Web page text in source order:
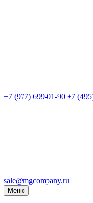
+7 (977) 699-01-90 +7
sale@mgcompany.ru
Меню